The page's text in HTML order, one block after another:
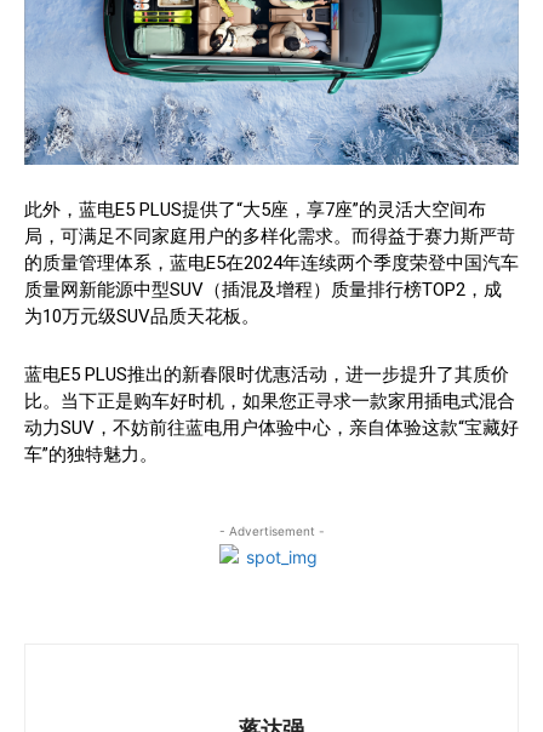
此外，蓝电E5 PLUS提供了“大5座，享7座”的灵活大空间布
局，可满足不同家庭用户的多样化需求。而得益于赛力斯严苛
的质量管理体系，蓝电E5在2024年连续两个季度荣登中国汽车
质量网新能源中型SUV（插混及增程）质量排行榜TOP2，成
为10万元级SUV品质天花板。
蓝电E5 PLUS推出的新春限时优惠活动，进一步提升了其质价
比。当下正是购车好时机，如果您正寻求一款家用插电式混合
动力SUV，不妨前往蓝电用户体验中心，亲自体验这款“宝藏好
车”的独特魅力。
- Advertisement -